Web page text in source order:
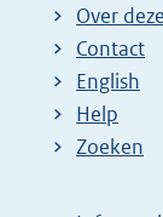
Over
Contact
English
Help
Zoeken